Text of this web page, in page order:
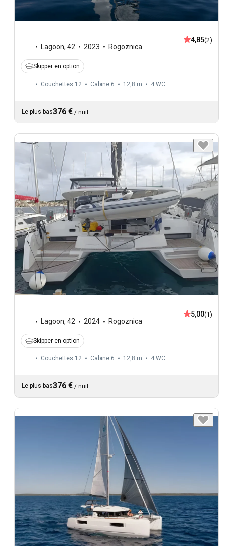
Lagoon, 42 2023 Rogoznica
4,85(2)
Skipper en option
Couchettes 12 Cabine 6 12,8 m 4 WC
Le plus bas376 € / nuit
Lagoon, 42 2024 Rogoznica
5,00(1)
Skipper en option
Couchettes 12 Cabine 6 12,8 m 4 WC
Le plus bas376 € / nuit